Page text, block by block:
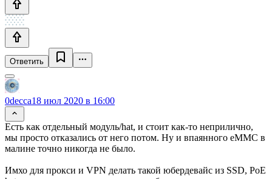
Ответить
0decca18 июл 2020 в 16:00
Есть как отдельный модуль/hat, и стоит как-то неприлично,
мы просто отказались от него потом. Ну и впаянного eMMC в
малине точно никогда не было.
Имхо для прокси и VPN делать такой юбердевайс из SSD, PoE